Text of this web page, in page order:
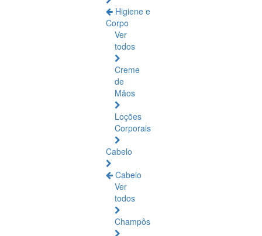
Higiene e
Corpo
Ver
todos
Creme
de
Mãos
Loções
Corporais
Cabelo
Cabelo
Ver
todos
Champôs